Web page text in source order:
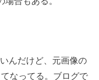
んだけど、元画像の
なってる。ブログで